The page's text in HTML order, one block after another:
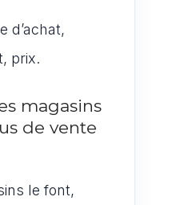
d’achat,
prix.
magasins
de vente
le font,